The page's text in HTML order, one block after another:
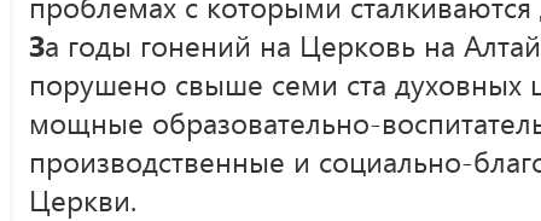
За годы гонений на Церковь на
порушено свыше семи ста духовных
мощные образовательно-
производственные и социально-
Церкви.